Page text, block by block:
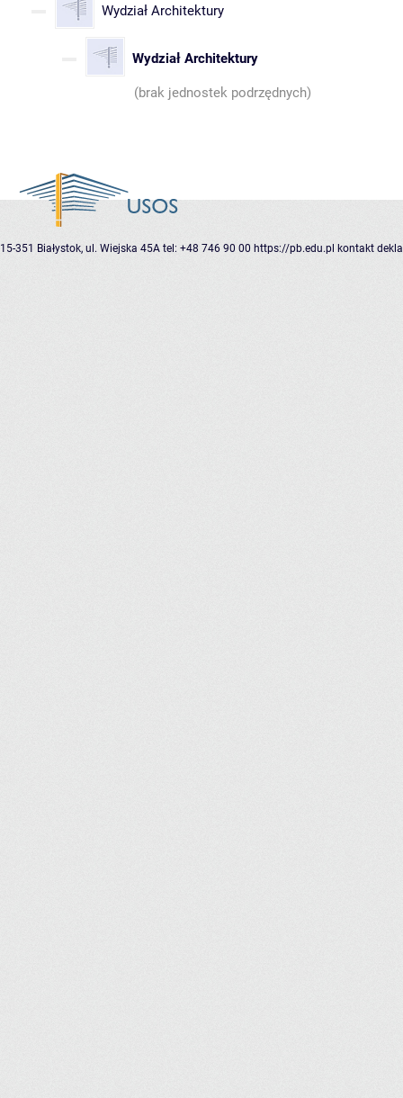
Wydział Architektury
Wydział Architektury
(brak jednostek podrzędnych)
15-351 Białystok, ul. Wiejska 45A tel: +48 746 90 00 https://pb.edu.pl kontakt